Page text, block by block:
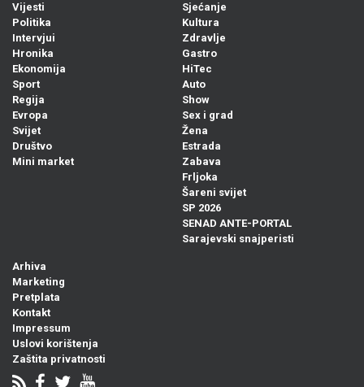
Vijesti
Politika
Intervjui
Hronika
Ekonomija
Sport
Regija
Evropa
Svijet
Društvo
Mini market
Sjećanje
Kultura
Zdravlje
Gastro
HiTec
Auto
Show
Sex i grad
Žena
Estrada
Zabava
Frljoka
Šareni svijet
SP 2026
SENAD ANTE-PORTAL
Sarajevski snajperisti
Arhiva
Marketing
Pretplata
Kontakt
Impressum
Uslovi korištenja
Zaštita privatnosti